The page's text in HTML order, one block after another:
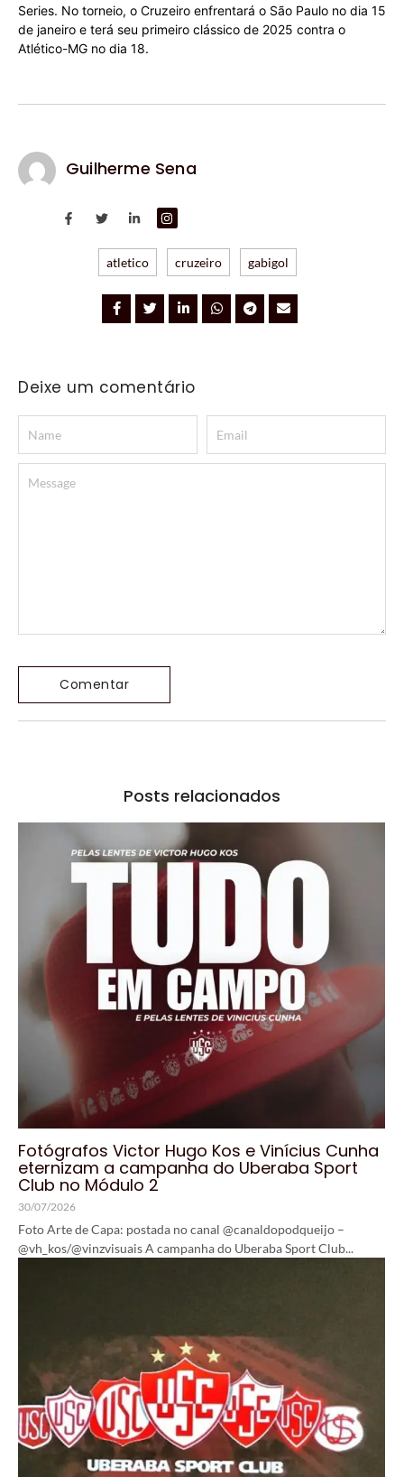
Series. No torneio, o Cruzeiro enfrentará o São Paulo no dia 15
de janeiro e terá seu primeiro clássico de 2025 contra o
Atlético-MG no dia 18.
Guilherme Sena
atletico cruzeiro gabigol
Deixe um comentário
Posts relacionados
Fotógrafos Victor Hugo Kos e Vinícius Cunha
eternizam a campanha do Uberaba Sport
Club no Módulo 2
30/07/2026
Foto Arte de Capa: postada no canal @canaldopodqueijo –
@vh_kos/@vinzvisuais A campanha do Uberaba Sport Club...